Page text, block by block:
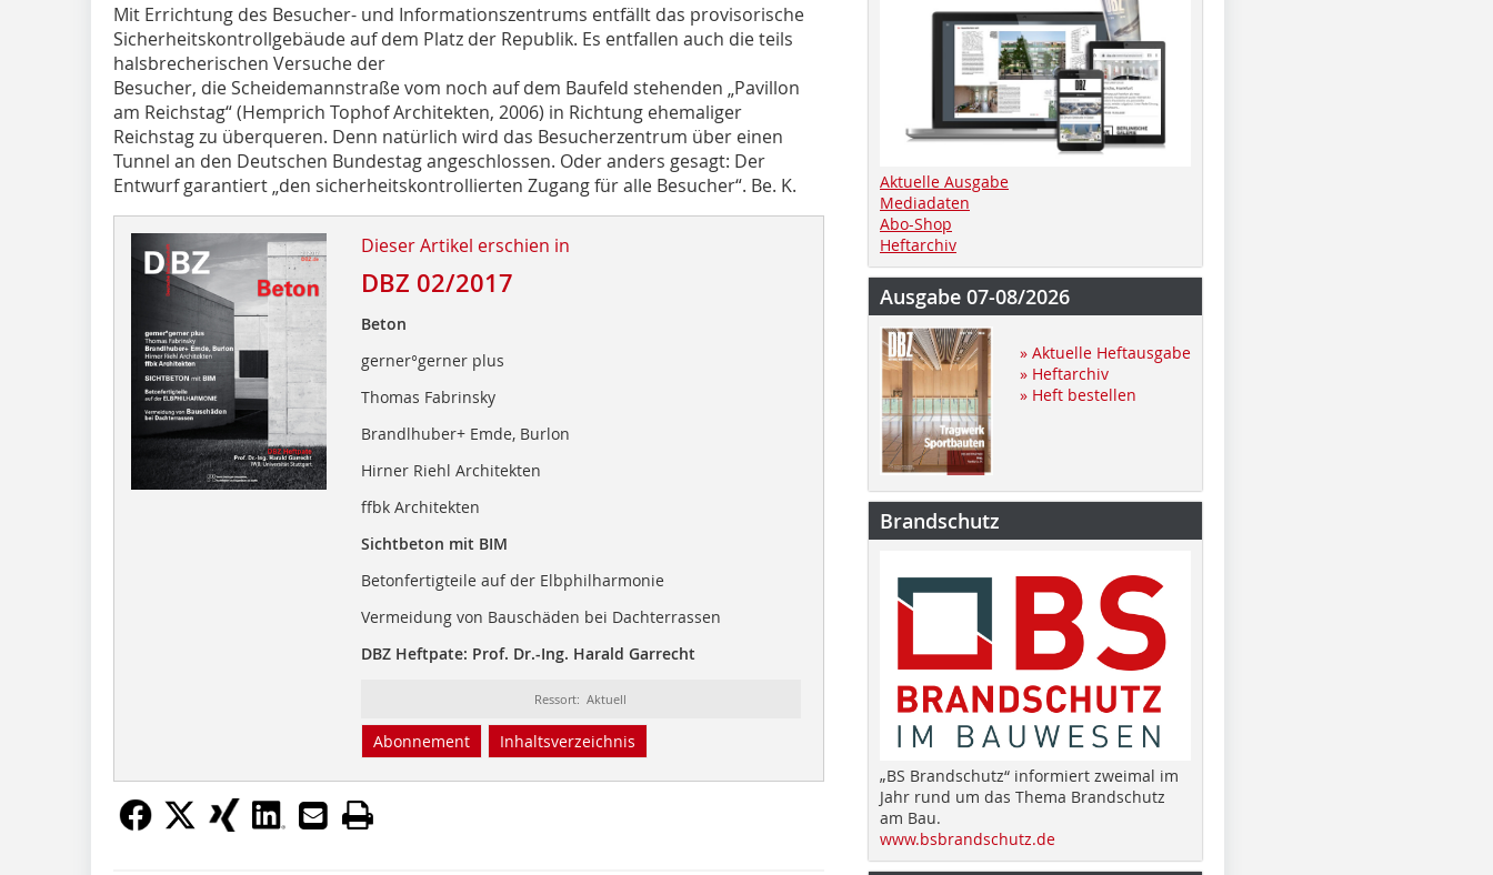
Mit Errichtung des Besucher- und Informationszentrums entfällt das provisorische
Sicherheitskontrollgebäude auf dem Platz der Republik. Es entfallen auch die teils
halsbrecherischen Versuche der
Besucher, die Scheidemannstraße vom noch auf dem Baufeld stehenden „Pavillon
am Reichstag“ (Hemprich Tophof Architekten, 2006) in Richtung ehemaliger
Reichstag zu überqueren. Denn natürlich wird das Besucherzentrum über einen
Tunnel an den Deutschen Bundestag angeschlossen. Oder anders gesagt: Der
Entwurf garantiert „den sicherheitskontrollierten Zugang für alle Besucher“. Be. K.
Dieser Artikel erschien in
DBZ 02/2017
Beton
gerner°gerner plus
Thomas Fabrinsky
Brandlhuber+ Emde, Burlon
Hirner Riehl Architekten
ffbk Architekten
Sichtbeton mit BIM
Betonfertigteile auf der Elbphilharmonie
Vermeidung von Bauschäden bei Dachterrassen
DBZ Heftpate: Prof. Dr.-Ing. Harald Garrecht
Ressort: Aktuell
Abonnement Inhaltsverzeichnis
Aktuelle Ausgabe
Mediadaten
Abo-Shop
Heftarchiv
Ausgabe 07-08/2026
» Aktuelle Heftausgabe
» Heftarchiv
» Heft bestellen
Brandschutz
„BS Brandschutz“ informiert zweimal im
Jahr rund um das Thema Brandschutz
am Bau.
www.bsbrandschutz.de